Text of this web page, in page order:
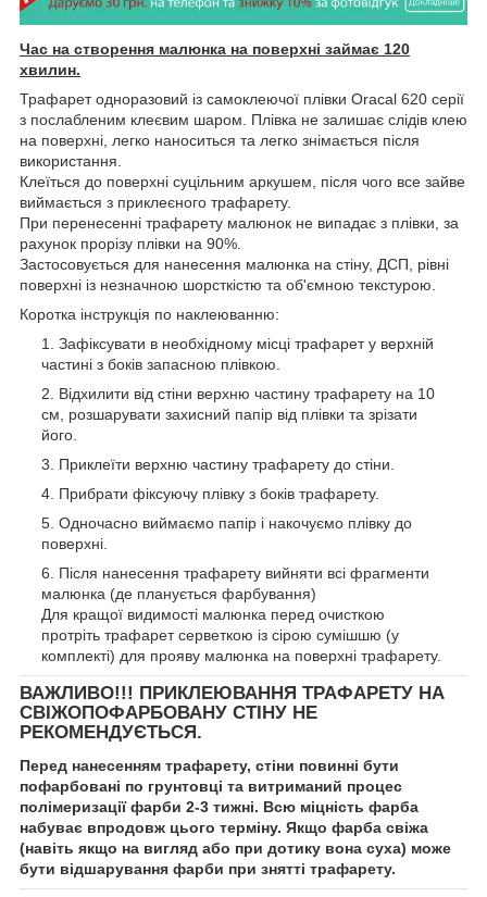
Час на створення малюнка на поверхні займає 120
хвилин.
Трафарет одноразовий із самоклеючої плівки Oracal 620 серії
з послабленим клеєвим шаром. Плівка не залишає слідів клею
на поверхні, легко наноситься та легко знімається після
використання.
Клеїться до поверхні суцільним аркушем, після чого все зайве
виймається з приклеєного трафарету.
При перенесенні трафарету малюнок не випадає з плівки, за
рахунок прорізу плівки на 90%.
Застосовується для нанесення малюнка на стіну, ДСП, рівні
поверхні із незначною шорсткістю та об'ємною текстурою.
Коротка інструкція по наклеюванню:
Зафіксувати в необхідному місці трафарет у верхній
частині з боків запасною плівкою.
Відхилити від стіни верхню частину трафарету на 10
см, розшарувати захисний папір від плівки та зрізати
його.
Приклеїти верхню частину трафарету до стіни.
Прибрати фіксуючу плівку з боків трафарету.
Одночасно виймаємо папір і накочуємо плівку до
поверхні.
Після нанесення трафарету вийняти всі фрагменти
малюнка (де планується фарбування)
Для кращої видимості малюнка перед очисткою
протріть трафарет серветкою із сірою сумішшю (у
комплекті) для прояву малюнка на поверхні трафарету.
ВАЖЛИВО!!! ПРИКЛЕЮВАННЯ ТРАФАРЕТУ НА
СВІЖОПОФАРБОВАНУ СТІНУ НЕ
РЕКОМЕНДУЄТЬСЯ.
Перед нанесенням трафарету, стіни повинні бути
пофарбовані по грунтовці та витриманий процес
полімеризації фарби 2-3 тижні. Всю міцність фарба
набуває впродовж цього терміну. Якщо фарба свіжа
(навіть якщо на вигляд або при дотику вона суха) може
бути відшарування фарби при знятті трафарету.